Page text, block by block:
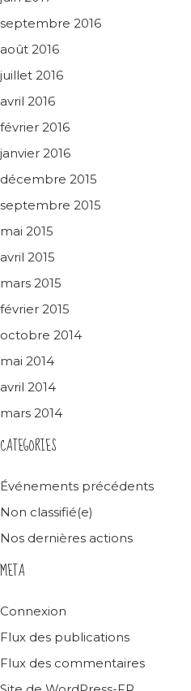
septembre 2016
août 2016
juillet 2016
avril 2016
février 2016
janvier 2016
décembre 2015
septembre 2015
mai 2015
avril 2015
mars 2015
février 2015
octobre 2014
mai 2014
avril 2014
mars 2014
CATEGORIES
Événements précédents
Non classifié(e)
Nos dernières actions
META
Connexion
Flux des publications
Flux des commentaires